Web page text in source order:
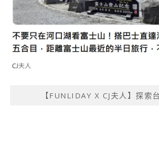
【FUNLIDAY X CJ夫人】探索